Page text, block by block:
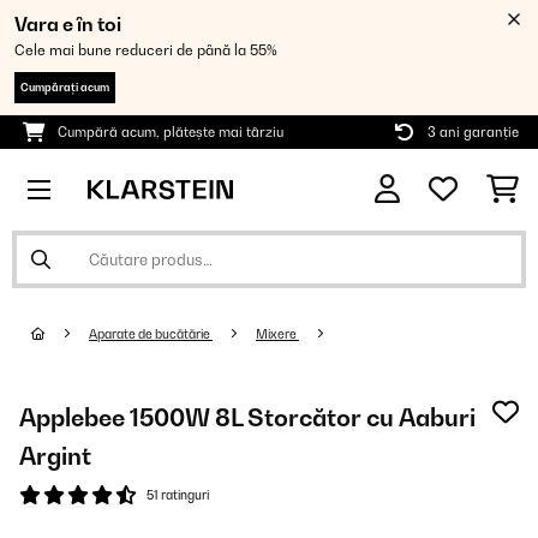
Vara e în toi
Cele mai bune reduceri de până la 55%
Cumpărați acum
Cumpără acum, plătește mai târziu 3 ani garanție
Aparate de bucătărie Mixere
Applebee 1500W 8L Storcător cu Aaburi
Argint
51 ratinguri